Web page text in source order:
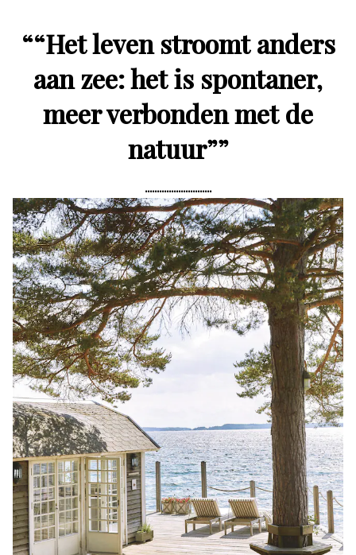
““Het leven stroomt anders
aan zee: het is spontaner,
meer verbonden met de
natuur””